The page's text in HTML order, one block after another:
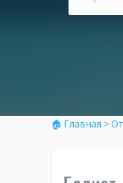
🏠 Главная >